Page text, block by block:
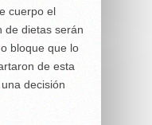
cuerpo el
de dietas serán
bloque que lo
de esta
decisión